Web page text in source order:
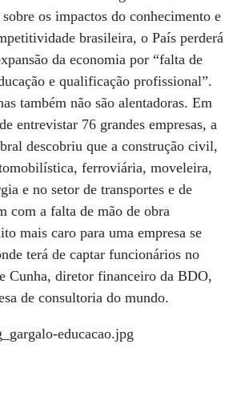
os impactos do conhecimento e
brasileira, o País perderá
da economia por “falta de
e qualificação profissional”.
também não são alentadoras. Em
entrevistar 76 grandes empresas, a
descobriu que a construção civil,
ferroviária, moveleira,
e no setor de transportes e de
com a falta de mão de obra
mais caro para uma empresa se
terá de captar funcionários no
Cunha, diretor financeiro da BDO,
de consultoria do mundo.